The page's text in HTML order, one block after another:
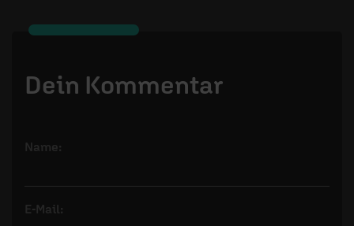
Dein Kommentar
Name:
E-Mail: